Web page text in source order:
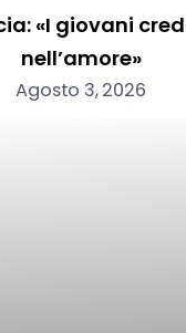
«I giovani
nell’amore»
Agosto 3, 2026